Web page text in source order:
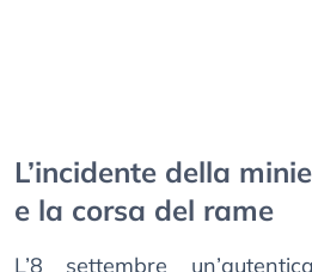
L’incidente della
e la corsa del rame
L’8 settembre